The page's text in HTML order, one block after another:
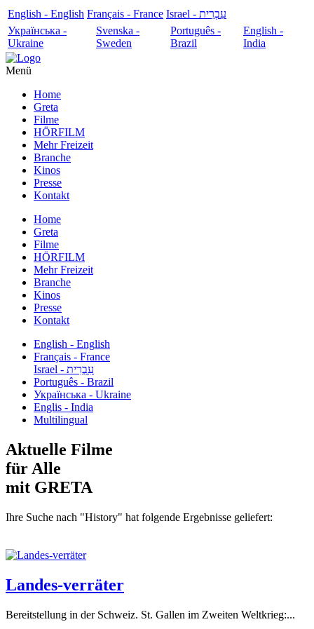
English - English Français - France
עִבְרִית - Israel
Українська -
Ukraine
Svenska -
Sweden
Português -
Brazil
English -
India
Menü
Home
Greta
Filme
HÖRFILM
Mehr Freizeit
Branche
Kinos
Presse
Kontakt
Home
Greta
Filme
HÖRFILM
Mehr Freizeit
Branche
Kinos
Presse
Kontakt
English - English
Français - France
עִבְרִית - Israel
Português - Brazil
Українська - Ukraine
Englis - India
Multilingual
Aktuelle Filme
für Alle
mit GRETA
Ihre Suche nach "History" hat folgende Ergebnisse geliefert:
Landes-verräter
Bereitstellung in der Schweiz. St. Gallen im Zweiten Weltkrieg:...